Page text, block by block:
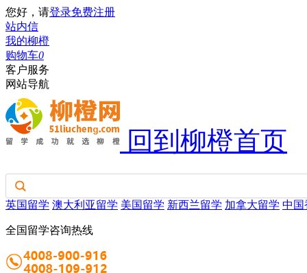
您好，请登录免费注册
站内信
我的柳橙
购物车0
客户服务
网站导航
回到柳橙首页
英国留学 澳大利亚留学 美国留学 新西兰留学 加拿大留学 中国
全国留学咨询热线